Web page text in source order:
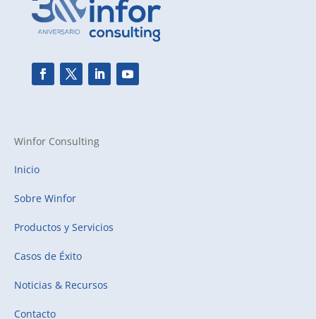
Winfor Consulting
Inicio
Sobre Winfor
Productos y Servicios
Casos de Éxito
Noticias & Recursos
Contacto